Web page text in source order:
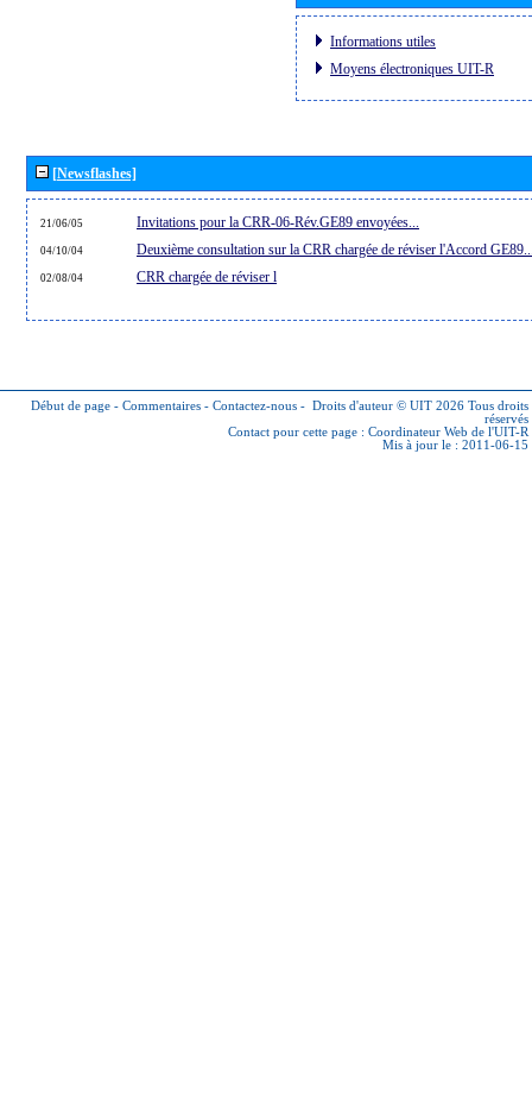
Informations utiles
Moyens électroniques UIT-R
[Newsflashes]
21/06/05 Invitations pour la CRR-06-Rév.GE89 envoyées...
04/10/04 Deuxième consultation sur la CRR chargée de réviser l'Accord
02/08/04 CRR chargée de réviser l
Début de page - Commentaires - Contactez-nous - Droits d'auteur © UIT 2026 Tous droits
réservés
Contact pour cette page : Coordinateur Web de l'UIT-R
Mis à jour le : 2011-06-15